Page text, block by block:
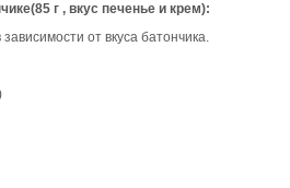
г , вкус печенье и крем):
от вкуса батончика.